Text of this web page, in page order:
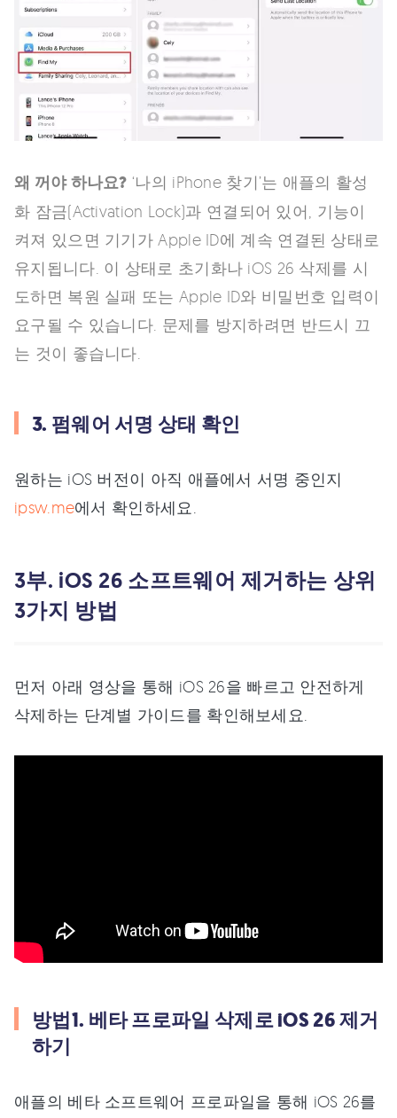
왜 꺼야 하나요? ‘나의 iPhone 찾기’는 애플의 활성
화 잠금(Activation Lock)과 연결되어 있어, 기능이
켜져 있으면 기기가 Apple ID에 계속 연결된 상태로
유지됩니다. 이 상태로 초기화나 iOS 26 삭제를 시
도하면 복원 실패 또는 Apple ID와 비밀번호 입력이
요구될 수 있습니다. 문제를 방지하려면 반드시 끄
는 것이 좋습니다.
3. 펌웨어 서명 상태 확인
원하는 iOS 버전이 아직 애플에서 서명 중인지
ipsw.me에서 확인하세요.
3부. iOS 26 소프트웨어 제거하는 상위
3가지 방법
먼저 아래 영상을 통해 iOS 26을 빠르고 안전하게
삭제하는 단계별 가이드를 확인해보세요.
방법1. 베타 프로파일 삭제로 iOS 26 제거
하기
애플의 베타 소프트웨어 프로파일을 통해 iOS 26를